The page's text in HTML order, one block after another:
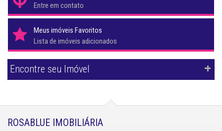
Entre em contato
Meus imóveis Favoritos
Lista de imóveis adicionados
Encontre seu Imóvel
ROSABLUE IMOBILIÁRIA